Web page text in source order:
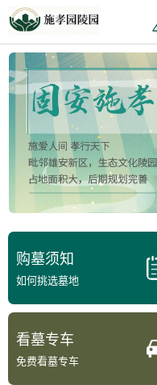
购墓须知
如何挑选墓地
看墓专车
免费看墓专车